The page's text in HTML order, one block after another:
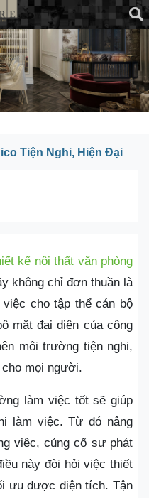
Tiện Nghi, Hiện Đại
kế nội thất văn phòng
không chỉ đơn thuần là
cho tập thể cán bộ
mặt đại diện của công
môi trường tiện nghi,
mọi người.
làm việc tốt sẽ giúp
làm việc. Từ đó nâng
việc, củng cố sự phát
này đòi hỏi việc thiết
ưu được diện tích. Tận